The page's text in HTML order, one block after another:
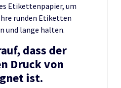
Etikettenpapier, um
runden Etiketten
und lange halten.
dass der
Druck von
ist.